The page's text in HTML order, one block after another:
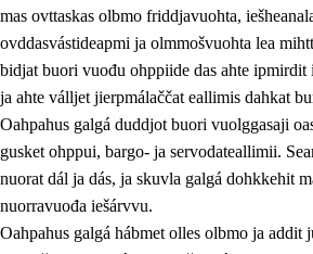
2. Oahppama prinsihpat,
2.1 Sosiála oahppan ja ovdáneapmi
2.2 Gealbu fágain
2.3 Vuođđogálggat
mas ovttaskas olbmo friddjavuohta,
ovddasvástideapmi ja olmmošvuohta lea
bidjat buori vuođu ohppiide das ahte ipmirdit
ja ahte válljet jierpmálaččat eallimis dahkat
Oahpahus galgá duddjot buori vuolggasaji
gusket ohppui, bargo- ja servodateallimii.
nuorat dál ja dás, ja skuvla galgá dohkkehit
nuorravuođa iešárvvu.
Oahpahus galgá hábmet olles olbmo ja addit